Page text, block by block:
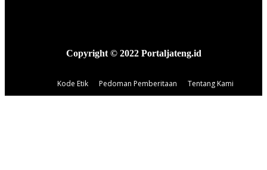
Copyright © 2022 Portaljateng.id
Kode Etik Pedoman Pemberitaan Tentang Kami